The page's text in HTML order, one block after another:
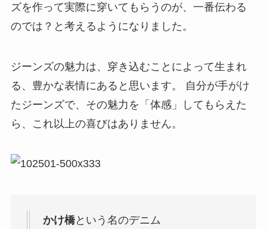
ズを作って実際に穿いてもらうのが、一番伝わる
のでは？と考えるようになりました。
ジーンズの魅力は、穿き込むことによって生まれ
る、豊かな表情にあると思います。 自分が手がけ
たジーンズで、その魅力を「体感」してもらえた
ら、これ以上の喜びはありません。
かけ橋という名のデニム